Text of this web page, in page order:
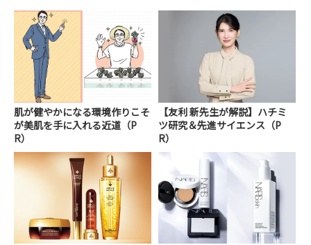
肌が健やかになる環境作りこそ
が美肌を手に入れる近道（P
R）
【友利 新先生が解説】ハチミ
ツ研究＆先進サイエンス（P
R）